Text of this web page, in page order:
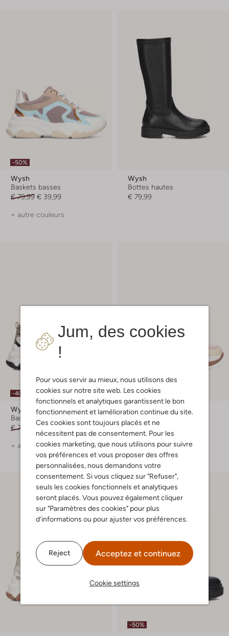
Jum, des cookies
!
Pour vous servir au mieux, nous utilisons des
cookies sur notre site web. Les cookies
fonctionnels et analytiques garantissent le bon
fonctionnement et lamélioration continue du site.
Ces cookies sont toujours placés et ne
nécessitent pas de consentement. Pour les
cookies marketing, que nous utilisons pour suivre
vos préférences et vous proposer des offres
personnalisées, nous demandons votre
consentement. Si vous cliquez sur "Refuser",
seuls les cookies fonctionnels et analytiques
seront placés. Vous pouvez également cliquer
sur "Paramètres des cookies" pour plus
d’informations ou pour ajuster vos préférences.
Reject Acceptez et continuez
Cookie settings
-50%
Wysh
Baskets basses
€ 79,99 € 39,99
+ autre couleurs
Wysh
Bottes hautes
€ 79,99
-40%
Wysh
Baskets basses
€ 79,99
€ 47,99
+ autre couleurs
-40%
Wysh
Baskets basses
€ 79,99 € 47,99
+ autre couleurs
-50%